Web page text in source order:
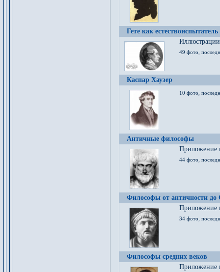
Гете как естествоиспытатель
49 фото,
Каспар Хаузер
10 фото,
Античные философы
Приложение
44 фото,
Философы от античности до
Приложение
34 фото,
Философы средних веков
Приложение